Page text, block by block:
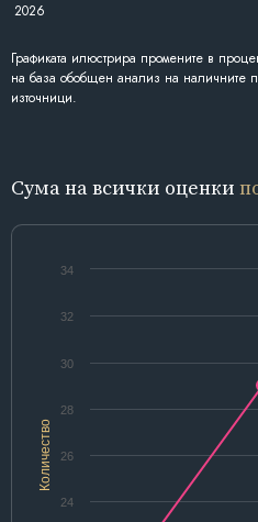
2026
Графиката илюстрира промените в
на база обобщен анализ на наличните
източници.
Сума на всички оценки
Количество
24
26
28
30
32
34